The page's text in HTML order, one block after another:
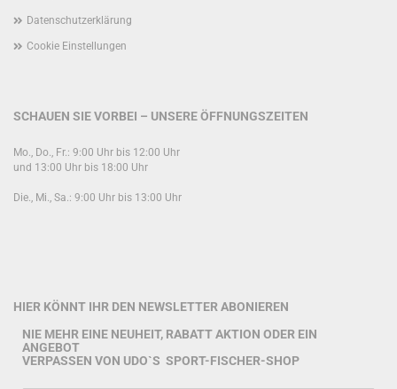
Datenschutzerklärung
Cookie Einstellungen
SCHAUEN SIE VORBEI – UNSERE ÖFFNUNGSZEITEN
Mo., Do., Fr.: 9:00 Uhr bis 12:00 Uhr
und 13:00 Uhr bis 18:00 Uhr
Die., Mi., Sa.: 9:00 Uhr bis 13:00 Uhr
HIER KÖNNT IHR DEN NEWSLETTER ABONIEREN
NIE MEHR EINE NEUHEIT, RABATT AKTION ODER EIN
ANGEBOT
VERPASSEN VON UDO`S SPORT-FISCHER-SHOP